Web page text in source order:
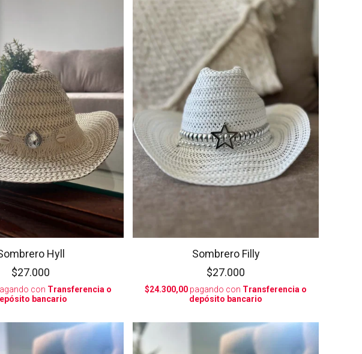
Hyll
$27.000
con Transferencia o
bancario
Sombrero Filly
$27.000
$24.300,00 pagando con Transferencia o
depósito bancario